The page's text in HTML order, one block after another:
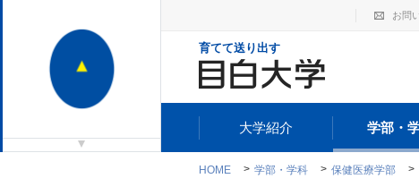
育てて送り出す
お問
大学紹介 学部・
HOME 学部・学科 保健医療学部